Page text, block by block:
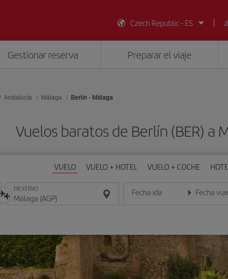
Czech Republic - ES
Gestionar reserva Preparar el viaje
Andalucía Málaga Berlín - Málaga
Vuelos baratos de Berlín (BER) a
VUELO VUELO + HOTEL VUELO + COCHE
DESTINO Fecha ida
Introduce la fecha en formato día/
Fecha
Introduce la